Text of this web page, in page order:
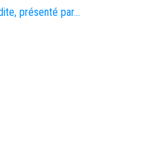
présenté par…